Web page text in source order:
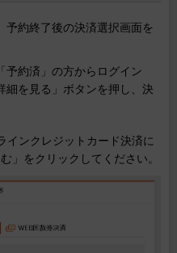
予約終了後の決済選択画面を
予約済」の方からログイン
細を見る」ボタンを押し、決
インクレジットカード決済に
」をクリックしてください。